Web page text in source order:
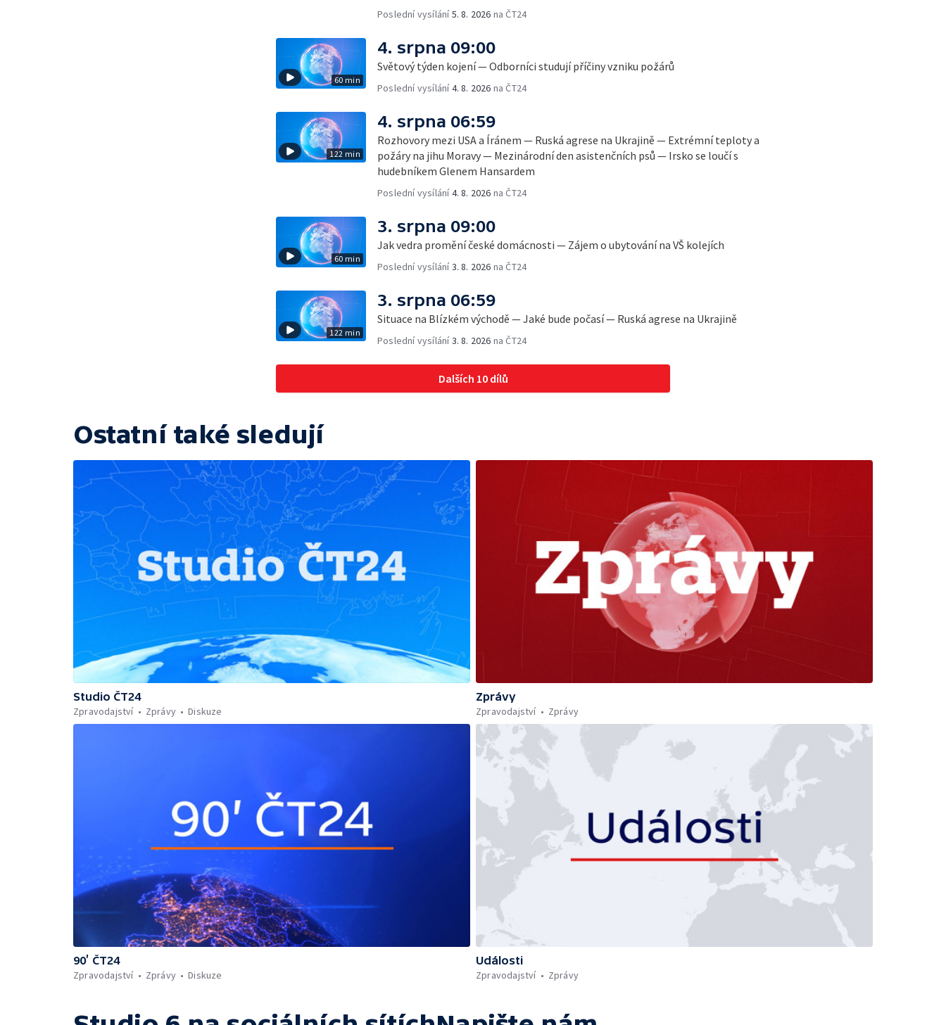
Poslední vysílání5. 8. 2026 na ČT24
60 min
4. srpna 09:00
Světový týden kojení — Odborníci studují příčiny vzniku požárů
Poslední vysílání4. 8. 2026 na ČT24
122 min
4. srpna 06:59
Rozhovory mezi USA a Íránem — Ruská agrese na Ukrajině — Extrémní teploty a
požáry na jihu Moravy — Mezinárodní den asistenčních psů — Irsko se loučí s
hudebníkem Glenem Hansardem
Poslední vysílání4. 8. 2026 na ČT24
60 min
3. srpna 09:00
Jak vedra promění české domácnosti — Zájem o ubytování na VŠ kolejích
Poslední vysílání3. 8. 2026 na ČT24
122 min
3. srpna 06:59
Situace na Blízkém východě — Jaké bude počasí — Ruská agrese na Ukrajině
Poslední vysílání3. 8. 2026 na ČT24
Dalších 10 dílů
Ostatní také sledují
Studio ČT24
Zpravodajství
Zprávy Diskuze
Zprávy
Zpravodajství
Zprávy
90’ ČT24
Zpravodajství
Zprávy Diskuze
Události
Zpravodajství
Zprávy